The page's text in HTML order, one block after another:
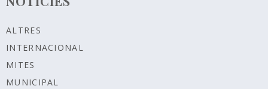
ALTRES
INTERNACIONAL
MITES
MUNICIPAL